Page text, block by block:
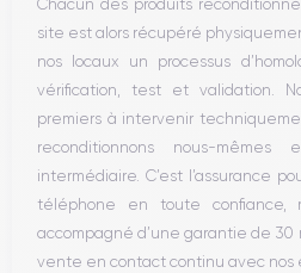
Vibreur
Prise USB
Chacun des produits
site est alors récupéré
nos locaux un processus
vérification, test et validation.
premiers à intervenir
reconditionnons nous-
intermédiaire. C’est l’assurance
téléphone en toute confiance,
accompagné d’une garantie de 30
vente en contact continu avec nos